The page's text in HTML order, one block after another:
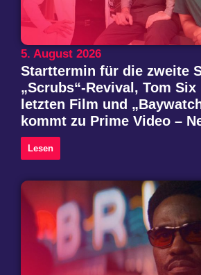
5. August 2026
Starttermin für die zweite
„Scrubs“-Revival, Tom
letzten Film und
kommt zu Prime Video –
Lesen